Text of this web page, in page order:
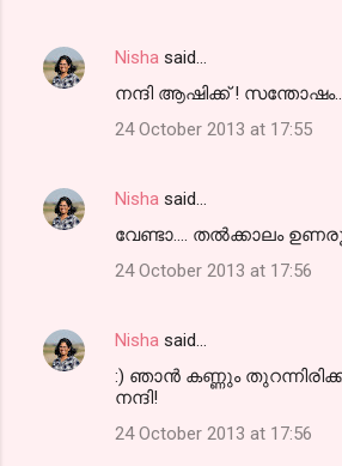
Nisha said…
നന്ദി ആഷിക്ക് ! സന്തോഷം...
24 October 2013 at 17:55
Nisha said…
വേണ്ടാ.... തല്‍ക്കാലം
24 October 2013 at 17:56
Nisha said…
:) ഞാന്‍ കണ്ണും
നന്ദി!
24 October 2013 at 17:56